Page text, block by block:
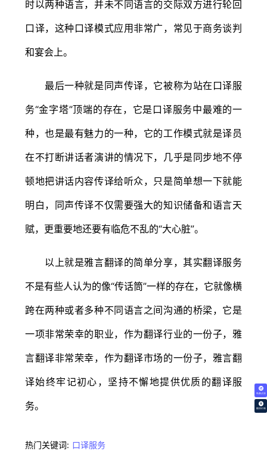
免费试译
翻译价格
时以两种语言，并未不同语言的交际双方进行轮回
口译，这种口译模式应用非常广，常见于商务谈判
和宴会上。
最后一种就是同声传译，它被称为站在口译服
务“金字塔”顶端的存在，它是口译服务中最难的一
种，也是最有魅力的一种，它的工作模式就是译员
在不打断讲话者演讲的情况下，几乎是同步地不停
顿地把讲话内容传译给听众，只是简单想一下就能
明白，同声传译不仅需要强大的知识储备和语言天
赋，更重要地还要有临危不乱的“大心脏”。
以上就是雅言翻译的简单分享，其实翻译服务
不是有些人认为的像“传话筒”一样的存在，它就像横
跨在两种或者多种不同语言之间沟通的桥梁，它是
一项非常荣幸的职业，作为翻译行业的一份子，雅
言翻译非常荣幸，作为翻译市场的一份子，雅言翻
译始终牢记初心，坚持不懈地提供优质的翻译服
务。
热门关键词: 口译服务